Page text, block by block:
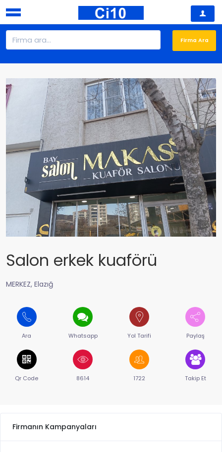
Salon erkek kuaförü
MERKEZ, Elazığ
Ara Whatsapp Yol Tarifi Paylaş
Qr Code 8614 1722 Takip Et
Firmanın Kampanyaları